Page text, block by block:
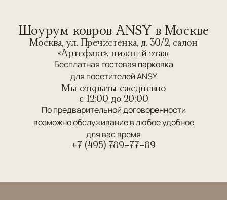
Шоурум ковров ANSY в Москве
Москва, ул. Пречистенка, д. 30/2, салон
«Артефакт», нижний этаж
Бесплатная гостевая парковка
для посетителей ANSY
Мы открыты ежедневно
c 12:00 до 20:00
По предварительной договоренности
возможно обслуживание в любое удобное
для вас время
+7 (495) 789-77-89